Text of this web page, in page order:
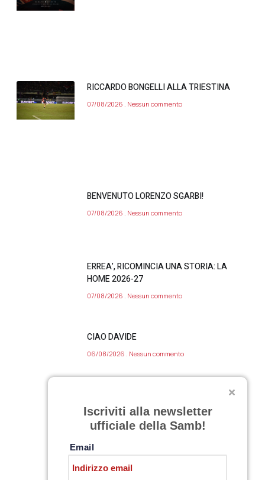
RICCARDO BONGELLI ALLA TRIESTINA
07/08/2026 Nessun commento
BENVENUTO LORENZO SGARBI!
07/08/2026 Nessun commento
ERREA’, RICOMINCIA UNA STORIA: LA
HOME 2026-27
07/08/2026 Nessun commento
CIAO DAVIDE
06/08/2026 Nessun commento
VARIAZIONE APERTURA SAMB STORE 7
AGOSTO 2026
Iscriviti alla newsletter
ufficiale della Samb!
Email